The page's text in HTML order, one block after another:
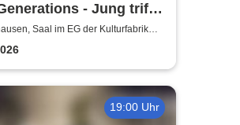
- Jung trifft
Saal im EG der Kulturfabrik
19:00 Uhr